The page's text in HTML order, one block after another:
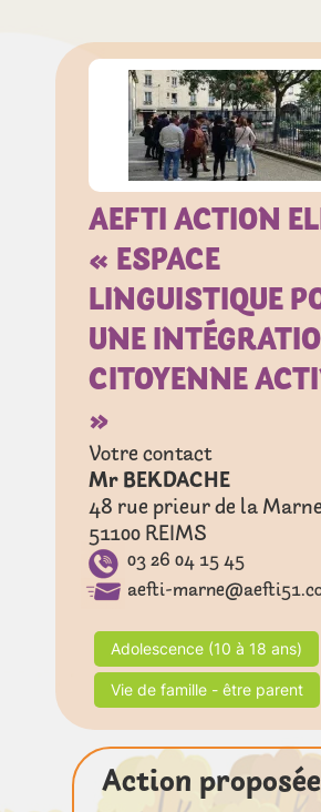
AEFTI ACTION
« ESPACE
LINGUISTIQUE
UNE
CITOYENNE
»
Votre contact
Mr BEKDACHE
48 rue prieur de la
51100REIMS
03 26 04 15 45
aefti-
Adolescence (10 à 18 ans)
Vie de famille - être parent
Action